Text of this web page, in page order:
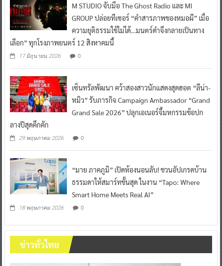
M STUDIO จับมือ The Ghost Radio และ MI
GROUP ปล่อยทีเซอร์ “คำสารภาพของหมอผี” เมื่อ
ความยุติธรรมใช้ไม่ได้…มนตร์ดำจึงกลายเป็นทาง
เลือก” ทุกโรงภาพยนตร์ 12 สิงหาคมนี้
17 มิถุนายน 2026 0
เซ็นทรัลพัฒนา คว้าสองสาวนักแสดงสุดฮอต “ลีน่า-
หมิว” รับภารกิจ Campaign Ambassador “Grand
Grand Sale 2026” ปลุกเอเนอร์จี้มหกรรมช้อปก
ลางปีสุดคึกคัก
29 พฤษภาคม 2026 0
“มาย ภาคภูมิ” เปิดห้องนอนลับ! ชวนอัปเกรดบ้าน
ธรรมดาให้สมาร์ทขั้นสุด ในงาน “Tapo: Where
Smart Home Meets Real AI”
18 พฤษภาคม 2026 0
ข่าวทั่วไทย